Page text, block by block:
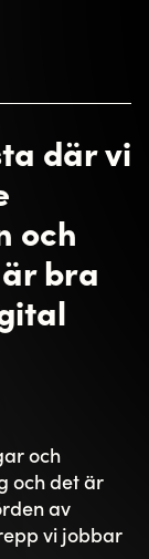
övrigt
betalar du
kan
Går att
visar hur
belopp du